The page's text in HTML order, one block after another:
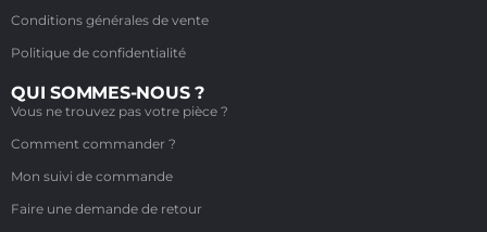
Conditions générales de vente
Politique de confidentialité
QUI SOMMES-NOUS ?
Vous ne trouvez pas votre pièce ?
Comment commander ?
Mon suivi de commande
Faire une demande de retour